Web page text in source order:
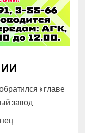
к главе
завод